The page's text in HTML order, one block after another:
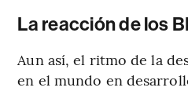
La reacción de los
Aun así, el ritmo de la
en el mundo en